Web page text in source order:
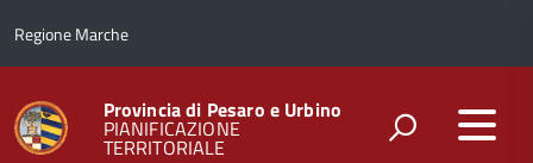
Regione Marche
Provincia di Pesaro e Urbino
PIANIFICAZIONE
TERRITORIALE